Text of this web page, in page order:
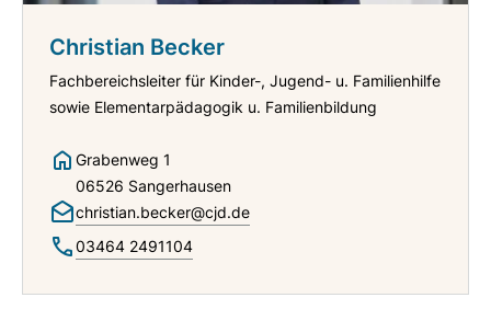
Christian Becker
Fachbereichsleiter für Kinder-, Jugend- u. Familienhilfe
sowie Elementarpädagogik u. Familienbildung
Grabenweg 1
06526 Sangerhausen
christian.becker@cjd.de
03464 2491104